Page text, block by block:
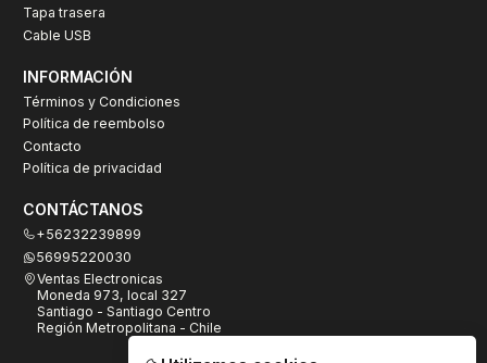
Tapa trasera
Cable USB
INFORMACIÓN
Términos y Condiciones
Política de reembolso
Contacto
Política de privacidad
CONTÁCTANOS
+56232239899
56995220030
Ventas Electronicas
Moneda 973, local 327
Santiago - Santiago Centro
Región Metropolitana - Chile